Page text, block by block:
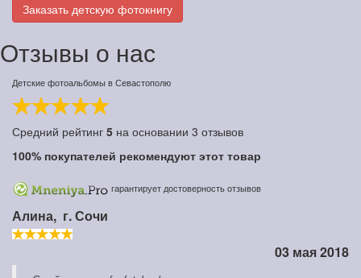
Заказать детскую фотокнигу
Отзывы о нас
Детские фотоальбомы в Севастополю
Средний рейтинг 5 на основании 3 отзывов
100% покупателей рекомендуют этот товар
гарантирует достоверность отзывов
Алина, г. Сочи
03 мая 2018